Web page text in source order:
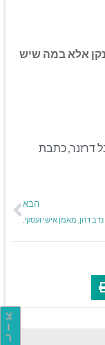
צ
ו
ר
אלא במה שיש
דרזנר,כתבת
הבא
נדב דהן, מאמן אישי ועסקי.